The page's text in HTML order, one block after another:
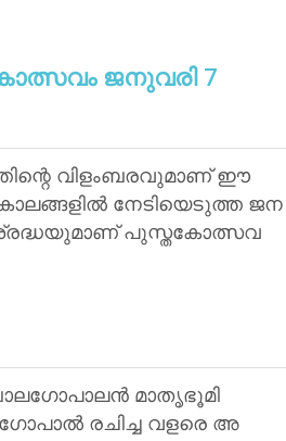
ജനുവരി 7
വിളംബരവുമാണ് ഈ
നേടിയെടുത്ത ജന
പുസ്തകോത്സവ
മാതൃഭൂമി
രചിച്ച വളരെ അ